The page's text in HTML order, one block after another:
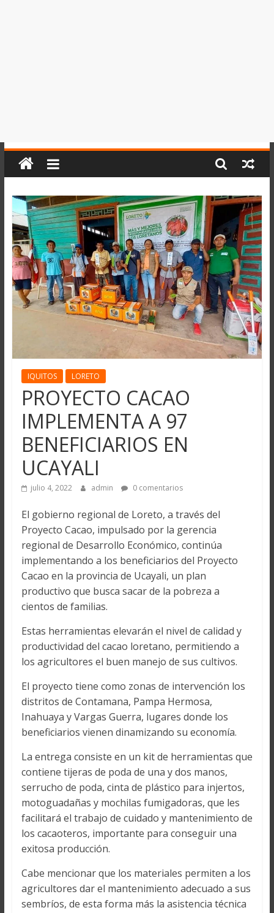
IQUITOS LORETO
PROYECTO CACAO
IMPLEMENTA A 97
BENEFICIARIOS EN
UCAYALI
julio 4, 2022 admin 0 comentarios
El gobierno regional de Loreto, a través del
Proyecto Cacao, impulsado por la gerencia
regional de Desarrollo Económico, continúa
implementando a los beneficiarios del Proyecto
Cacao en la provincia de Ucayali, un plan
productivo que busca sacar de la pobreza a
cientos de familias.
Estas herramientas elevarán el nivel de calidad y
productividad del cacao loretano, permitiendo a
los agricultores el buen manejo de sus cultivos.
El proyecto tiene como zonas de intervención los
distritos de Contamana, Pampa Hermosa,
Inahuaya y Vargas Guerra, lugares donde los
beneficiarios vienen dinamizando su economía.
La entrega consiste en un kit de herramientas que
contiene tijeras de poda de una y dos manos,
serrucho de poda, cinta de plástico para injertos,
motoguadañas y mochilas fumigadoras, que les
facilitará el trabajo de cuidado y mantenimiento de
los cacaoteros, importante para conseguir una
exitosa producción.
Cabe mencionar que los materiales permiten a los
agricultores dar el mantenimiento adecuado a sus
sembríos, de esta forma más la asistencia técnica